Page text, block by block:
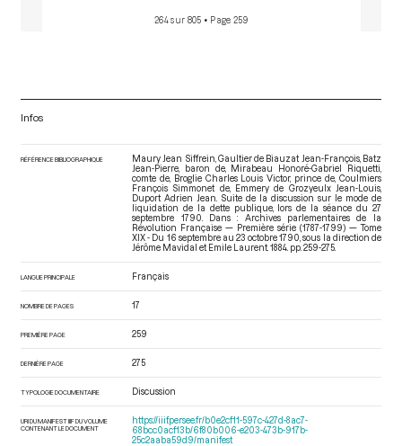
264 sur 805 • Page 259
Infos
RÉFÉRENCE BIBLIOGRAPHIQUE
Maury Jean Siffrein, Gaultier de Biauzat Jean-François, Batz
Jean-Pierre, baron de, Mirabeau Honoré-Gabriel Riquetti,
comte de, Broglie Charles Louis Victor, prince de, Coulmiers
François Simmonet de, Emmery de Grozyeulx Jean-Louis,
Duport Adrien Jean. Suite de la discussion sur le mode de
liquidation de la dette publique, lors de la séance du 27
septembre 1790. Dans : Archives parlementaires de la
Révolution Française — Première série (1787-1799) — Tome
XIX - Du 16 septembre au 23 octobre 1790 , sous la direction de
Jérôme Mavidal et Emile Laurent. 1884. pp. 259-275.
LANGUE PRINCIPALE Français
NOMBRE DE PAGES 17
PREMIÈRE PAGE 259
DERNIÈRE PAGE 275
TYPOLOGIE DOCUMENTAIRE Discussion
URI DU MANIFEST IIIF DU VOLUME
CONTENANT LE DOCUMENT
https://iiif.persee.fr/b0e2cf11-597c-427d-8ac7-
68bcc0acf13b/6f80b006-e203-473b-917b-
25c2aaba59d9/manifest